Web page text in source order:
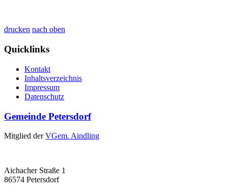
drucken nach oben
Quicklinks
Kontakt
Inhaltsverzeichnis
Impressum
Datenschutz
Gemeinde Petersdorf
Mitglied derVGem. Aindling
Aichacher Straße 1
86574 Petersdorf